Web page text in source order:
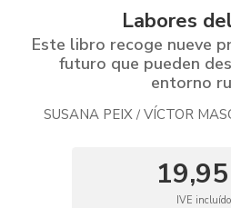
Labores
Este libro recoge nueve
futuro que pueden
entorno
SUSANA PEIX / VÍCTOR
IVE incluído